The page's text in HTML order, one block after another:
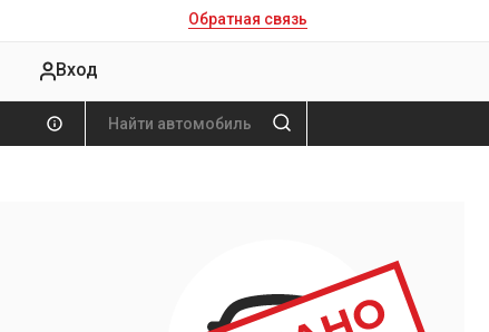
Обратная связь
Вход